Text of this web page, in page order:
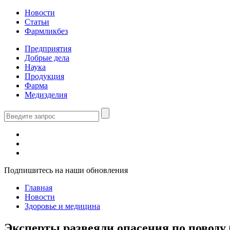
Новости
Статьи
Фармликбез
Предприятия
Добрые дела
Наука
Продукция
Фарма
Медизделия
Подпишитесь на наши обновления
Главная
Новости
Здоровье и медицина